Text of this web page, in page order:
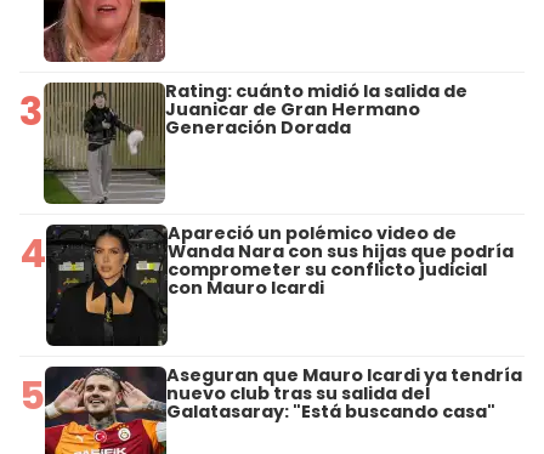
3 Rating: cuánto midió la salida de
Juanicar de Gran Hermano
Generación Dorada
4 Apareció un polémico video de
Wanda Nara con sus hijas que podría
comprometer su conflicto judicial
con Mauro Icardi
5 Aseguran que Mauro Icardi ya tendría
nuevo club tras su salida del
Galatasaray: "Está buscando casa"